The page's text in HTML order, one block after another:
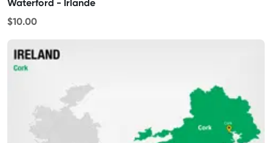
Waterford - Irlande
$10.00